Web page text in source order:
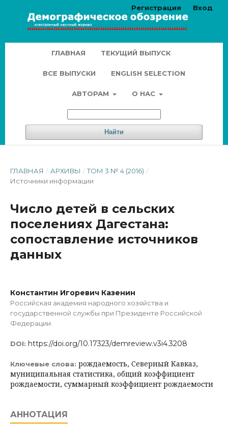
ГЛАВНАЯ ТЕКУЩИЙ ВЫПУСК
ВСЕ ВЫПУСКИ ENGLISH SELECTION
АВТОРАМ О НАС
Найти
Регистрация Вход
ГЛАВНАЯ / АРХИВЫ / ТОМ 3 № 4 (2016) /
Источники информации
Число детей в сельских
поселениях Дагестана:
сопоставление источников
данных
Константин Игоревич Казенин
Российская академия народного хозяйства и
государственной службы при Президенте Российской
Федерации
DOI: https://doi.org/10.17323/demreview.v3i4.3208
Ключевые слова: рождаемость, Северный Кавказ,
муниципальная статистика, общий коэффициент
рождаемости, суммарный коэффициент рождаемости
АННОТАЦИЯ